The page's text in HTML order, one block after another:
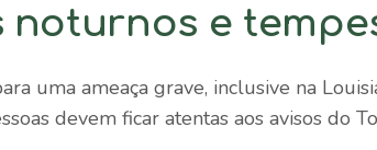
noturnos e
uma ameaça grave, inclusive na
devem ficar atentas aos avisos do